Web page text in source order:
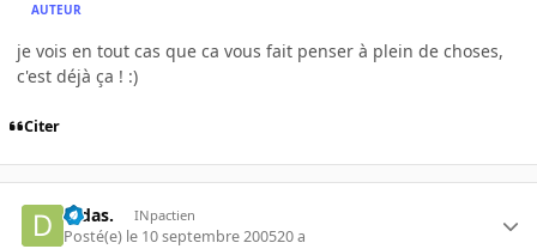
AUTEUR
je vois en tout cas que ca vous fait penser à plein de choses,
c'est déjà ça ! :)
Citer
Didas. INpactien
Posté(e) le 10 septembre 200520 a